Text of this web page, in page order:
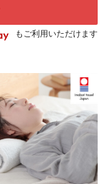
もご利用いただけます